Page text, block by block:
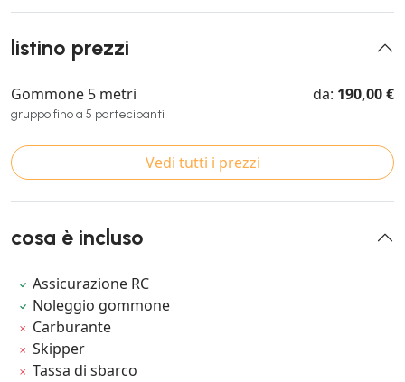
listino prezzi
Gommone 5 metri
gruppo fino a 5 partecipanti
da: 190,00 €
Vedi tutti i prezzi
cosa è incluso
Assicurazione RC
Noleggio gommone
Carburante
Skipper
Tassa di sbarco